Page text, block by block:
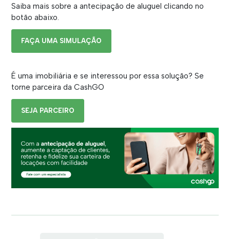
Saiba mais sobre a antecipação de aluguel clicando no
botão abaixo.
FAÇA UMA SIMULAÇÃO
É uma imobiliária e se interessou por essa solução? Se
torne parceira da CashGO
SEJA PARCEIRO